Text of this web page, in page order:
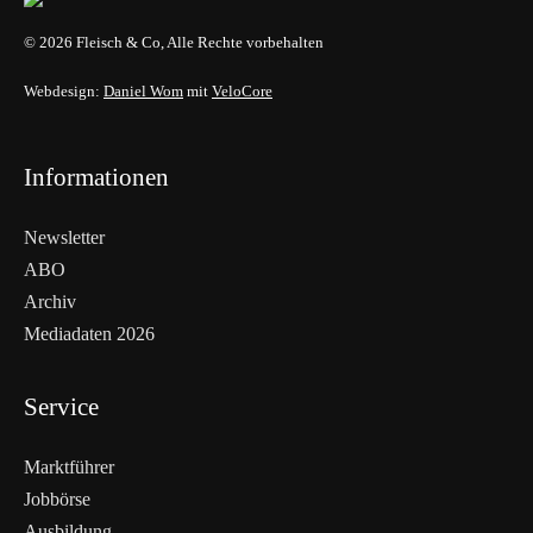
© 2026 Fleisch & Co, Alle Rechte vorbehalten
Webdesign: Daniel Wom mit VeloCore
Informationen
Newsletter
ABO
Archiv
Mediadaten 2026
Service
Marktführer
Jobbörse